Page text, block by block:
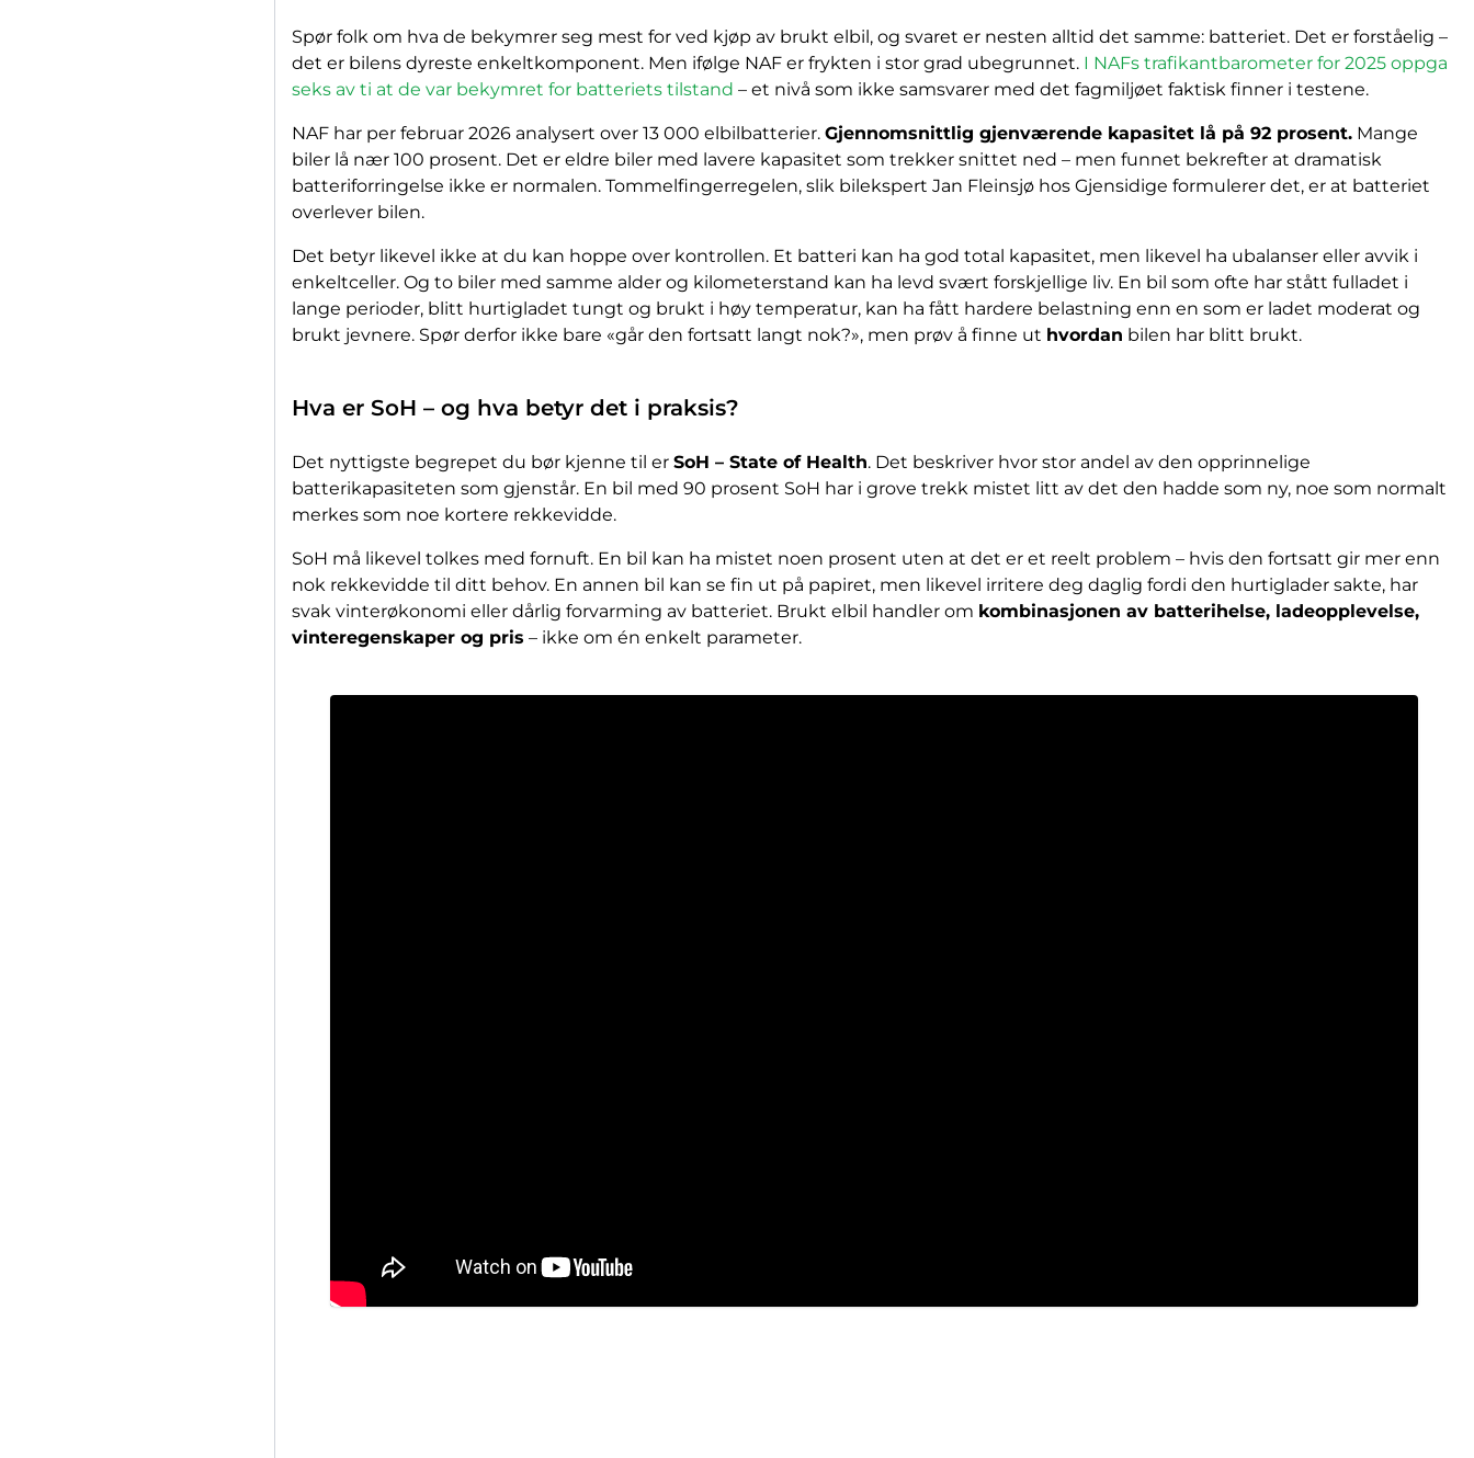
Spør folk om hva de bekymrer seg mest for ved kjøp av brukt elbil, og svaret er nesten alltid det samme: batteriet. Det er forståelig –
det er bilens dyreste enkeltkomponent. Men ifølge NAF er frykten i stor grad ubegrunnet. I NAFs trafikantbarometer for 2025 oppga
seks av ti at de var bekymret for batteriets tilstand – et nivå som ikke samsvarer med det fagmiljøet faktisk finner i testene.
NAF har per februar 2026 analysert over 13 000 elbilbatterier. Gjennomsnittlig gjenværende kapasitet lå på 92 prosent. Mange
biler lå nær 100 prosent. Det er eldre biler med lavere kapasitet som trekker snittet ned – men funnet bekrefter at dramatisk
batteriforringelse ikke er normalen. Tommelfingerregelen, slik bilekspert Jan Fleinsjø hos Gjensidige formulerer det, er at batteriet
overlever bilen.
Det betyr likevel ikke at du kan hoppe over kontrollen. Et batteri kan ha god total kapasitet, men likevel ha ubalanser eller avvik i
enkeltceller. Og to biler med samme alder og kilometerstand kan ha levd svært forskjellige liv. En bil som ofte har stått fulladet i
lange perioder, blitt hurtigladet tungt og brukt i høy temperatur, kan ha fått hardere belastning enn en som er ladet moderat og
brukt jevnere. Spør derfor ikke bare «går den fortsatt langt nok?», men prøv å finne ut hvordan bilen har blitt brukt.
Hva er SoH – og hva betyr det i praksis?
Det nyttigste begrepet du bør kjenne til er SoH – State of Health. Det beskriver hvor stor andel av den opprinnelige
batterikapasiteten som gjenstår. En bil med 90 prosent SoH har i grove trekk mistet litt av det den hadde som ny, noe som normalt
merkes som noe kortere rekkevidde.
SoH må likevel tolkes med fornuft. En bil kan ha mistet noen prosent uten at det er et reelt problem – hvis den fortsatt gir mer enn
nok rekkevidde til ditt behov. En annen bil kan se fin ut på papiret, men likevel irritere deg daglig fordi den hurtiglader sakte, har
svak vinterøkonomi eller dårlig forvarming av batteriet. Brukt elbil handler om kombinasjonen av batterihelse, ladeopplevelse,
vinteregenskaper og pris – ikke om én enkelt parameter.